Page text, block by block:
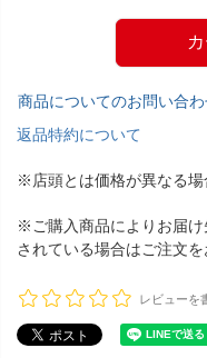
商品についてのお問い合
返品特約について
※店頭とは価格が異なる場
※ご購入商品によりお届
されている場合はご注文
レビューを